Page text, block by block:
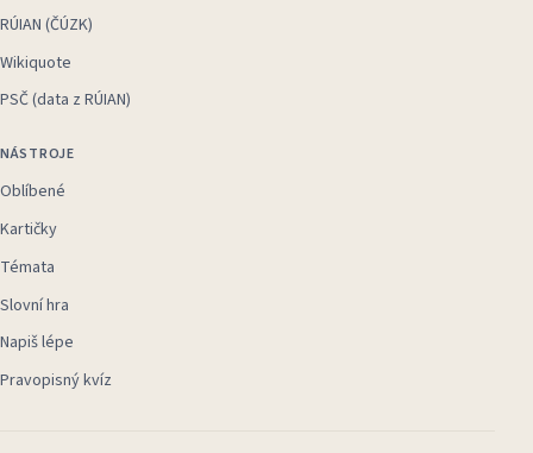
RÚIAN (ČÚZK)
Wikiquote
PSČ (data z RÚIAN)
NÁSTROJE
Oblíbené
Kartičky
Témata
Slovní hra
Napiš lépe
Pravopisný kvíz